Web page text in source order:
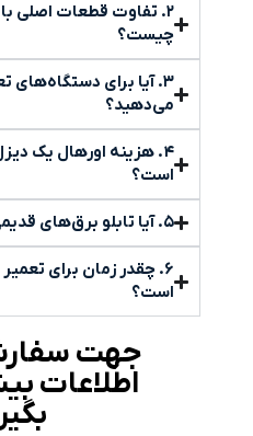
۲. تفاوت قطعات اصلی
چیست؟
۳. آیا برای دستگاه‌های
می‌دهید؟
است؟
۵. آیا تابلو برق‌های قدیمی را هم ارتقا می‌دهید؟
است؟
جهت
اطلاعات